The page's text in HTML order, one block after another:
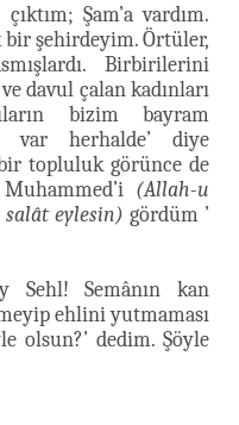
Şam’a vardım.
bir şehirdeyim. Örtüler,
Birbirilerini
davul çalan kadınları
bizim bayram
var herhalde’ diye
topluluk görünce de
(Allah-u
salât eylesin) gördüm ’
Sehl! Semânın kan
ehlini yutmaması
olsun?’ dedim. Şöyle